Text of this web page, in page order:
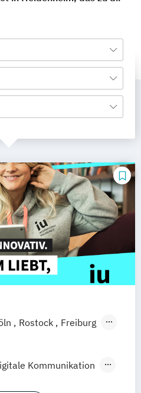
Rostock
Freiburg
Kassel
Saarbrücken
Kommunikation